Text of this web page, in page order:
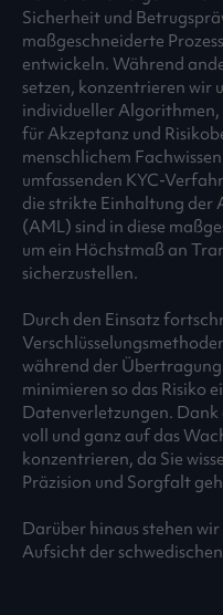
Sicherheit und
maßgeschneiderte
entwickeln. Während
setzen, konzentrieren wir
individueller Algorithmen,
für Akzeptanz und
menschlichem
umfassenden KYC-
die strikte Einhaltung der
(AML) sind in diese
um ein Höchstmaß an
sicherzustellen.
Durch den Einsatz
während der
minimieren so das Risiko
Datenverletzungen. Dank
voll und ganz auf das
konzentrieren, da Sie
Präzision und Sorgfalt
Darüber hinaus stehen
Aufsicht der